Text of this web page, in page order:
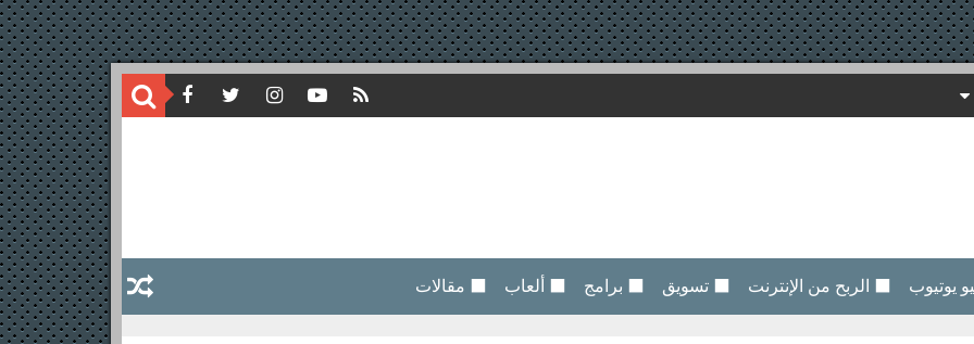
يوتيوب ⬛ الربح من الإنترنت ⬛ تسويق ⬛ برامج ⬛ ألعاب ⬛ مقالات